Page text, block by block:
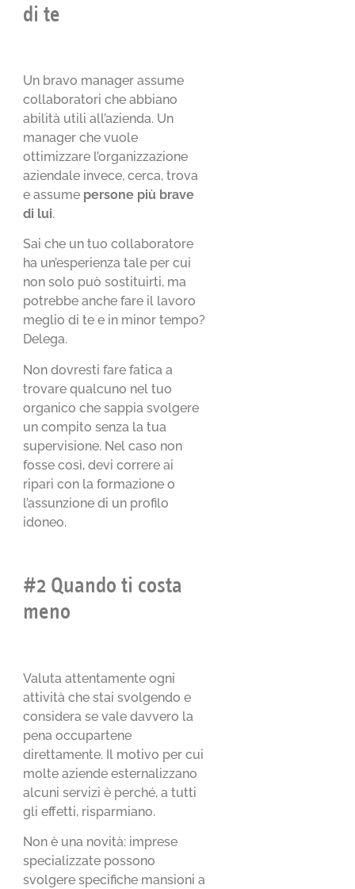
di te
Un bravo manager assume
collaboratori che abbiano
abilità utili all’azienda. Un
manager che vuole
ottimizzare l’organizzazione
aziendale invece, cerca, trova
e assume persone più brave
di lui.
Sai che un tuo collaboratore
ha un’esperienza tale per cui
non solo può sostituirti, ma
potrebbe anche fare il lavoro
meglio di te e in minor tempo?
Delega.
Non dovresti fare fatica a
trovare qualcuno nel tuo
organico che sappia svolgere
un compito senza la tua
supervisione. Nel caso non
fosse così, devi correre ai
ripari con la formazione o
l’assunzione di un profilo
idoneo.
#2 Quando ti costa
meno
Valuta attentamente ogni
attività che stai svolgendo e
considera se vale davvero la
pena occupartene
direttamente. Il motivo per cui
molte aziende esternalizzano
alcuni servizi è perché, a tutti
gli effetti, risparmiano.
Non è una novità: imprese
specializzate possono
svolgere specifiche mansioni a